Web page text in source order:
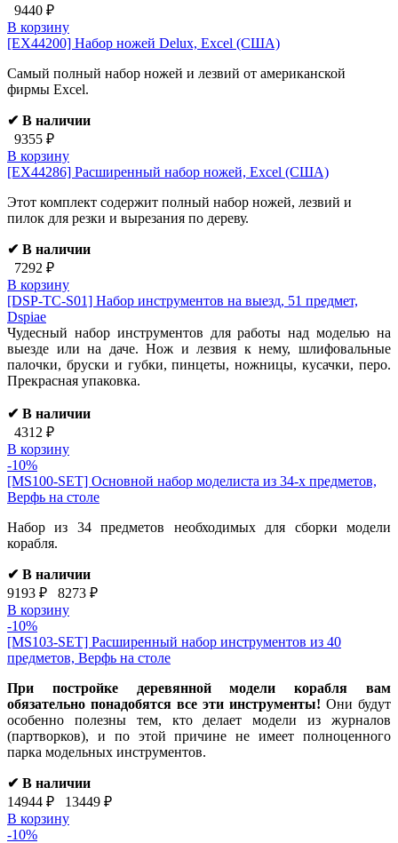
9440 ₽
В корзину
[EX44200] Набор ножей Delux, Excel (США)
Самый полный набор ножей и лезвий от американской
фирмы Excel.
✔ В наличии
9355 ₽
В корзину
[EX44286] Расширенный набор ножей, Excel (США)
Этот комплект содержит полный набор ножей, лезвий и
пилок для резки и вырезания по дереву.
✔ В наличии
7292 ₽
В корзину
[DSP-TC-S01] Набор инструментов на выезд, 51 предмет,
Dspiae
Чудесный набор инструментов для работы над моделью на
выезде или на даче. Нож и лезвия к нему, шлифовальные
палочки, бруски и губки, пинцеты, ножницы, кусачки, перо.
Прекрасная упаковка.
✔ В наличии
4312 ₽
В корзину
-10%
[MS100-SET] Основной набор моделиста из 34-х предметов,
Верфь на столе
Набор из 34 предметов необходимых для сборки модели
корабля.
✔ В наличии
9193 ₽
8273 ₽
В корзину
-10%
[MS103-SET] Расширенный набор инструментов из 40
предметов, Верфь на столе
При постройке деревянной модели корабля вам
обязательно понадобятся все эти инструменты! Они будут
особенно полезны тем, кто делает модели из журналов
(партворков), и по этой причине не имеет полноценного
парка модельных инструментов.
✔ В наличии
14944 ₽
13449 ₽
В корзину
-10%